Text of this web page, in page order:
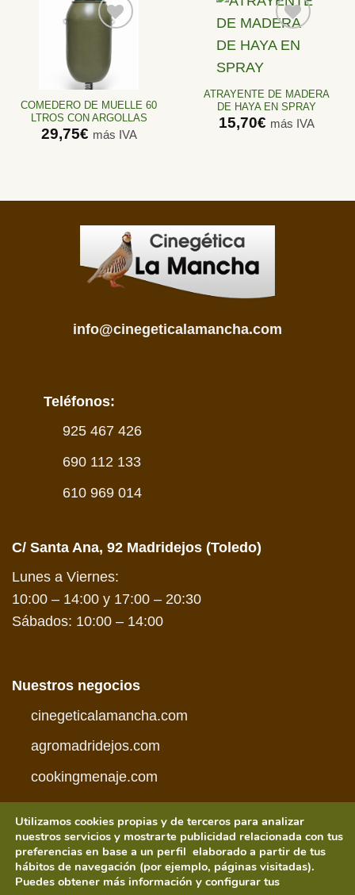
a la
lista de
COMEDERO DE MUELLE 60
LTROS CON ARGOLLAS
29,75€ más IVA
Añadir
deseos
ATRAYENTE DE MADERA
DE HAYA EN SPRAY
15,70€ más IVA
info@cinegeticalamancha.com
Teléfonos:
925 467 426
690 112 133
610 969 014
C/ Santa Ana, 92 Madridejos (Toledo)
Lunes a Viernes:
10:00 – 14:00 y 17:00 – 20:30
Sábados: 10:00 – 14:00
Nuestros negocios
cinegeticalamancha.com
agromadridejos.com
cookingmenaje.com
Visa PayPal MasterCardAmerican
Express
Credit
Visa
Utilizamos cookies propias y de terceros para analizar
nuestros servicios y mostrarte publicidad relacionada con tus
preferencias en base a un perfil elaborado a partir de tus
hábitos de navegación (por ejemplo, páginas visitadas).
Puedes obtener más información y configurar tus